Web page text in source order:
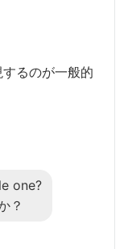
るのが一般的
one?
？